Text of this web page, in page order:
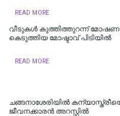
READ MORE
വീടുകൾ കുത്തിത്തുറന്ന് മോഷണം;
കെടുത്തിയ മോഷ്ടാവ് പിടിയിൽ
READ MORE
ചങ്ങനാശേരിയില്‍
ജീവനക്കാരൻ അറസ്റ്റിൽ